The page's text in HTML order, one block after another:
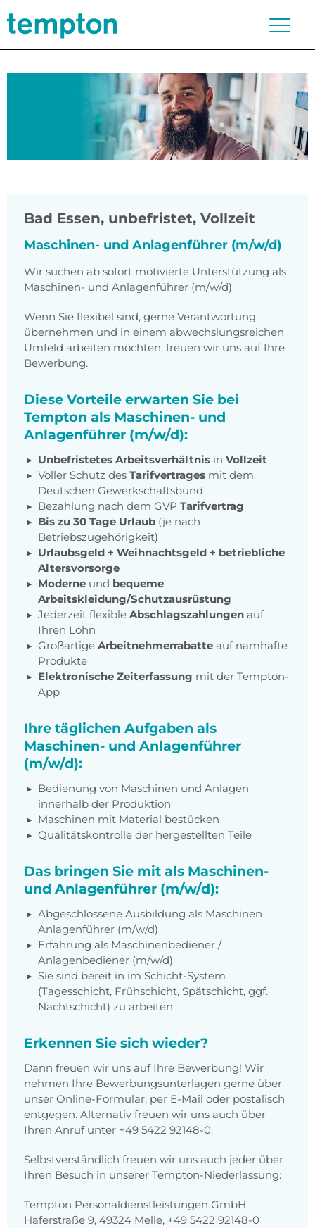
Bad Essen, unbefristet, Vollzeit
Maschinen- und Anlagenführer (m/w/d)
Wir suchen ab sofort motivierte Unterstützung als
Maschinen- und Anlagenführer (m/w/d)
Wenn Sie flexibel sind, gerne Verantwortung
übernehmen und in einem abwechslungsreichen
Umfeld arbeiten möchten, freuen wir uns auf Ihre
Bewerbung.
Diese Vorteile erwarten Sie bei
Tempton als Maschinen- und
Anlagenführer (m/w/d):
Unbefristetes Arbeitsverhältnis in Vollzeit
Voller Schutz des Tarifvertrages mit dem
Deutschen Gewerkschaftsbund
Bezahlung nach dem GVP Tarifvertrag
Bis zu 30 Tage Urlaub (je nach
Betriebszugehörigkeit)
Urlaubsgeld + Weihnachtsgeld + betriebliche
Altersvorsorge
Moderne und bequeme
Arbeitskleidung/Schutzausrüstung
Jederzeit flexible Abschlagszahlungen auf
Ihren Lohn
Großartige Arbeitnehmerrabatte auf namhafte
Produkte
Elektronische Zeiterfassung mit der Tempton-
App
Ihre täglichen Aufgaben als
Maschinen- und Anlagenführer
(m/w/d):
Bedienung von Maschinen und Anlagen
innerhalb der Produktion
Maschinen mit Material bestücken
Qualitätskontrolle der hergestellten Teile
Das bringen Sie mit als Maschinen-
und Anlagenführer (m/w/d):
Abgeschlossene Ausbildung als Maschinen
Anlagenführer (m/w/d)
Erfahrung als Maschinenbediener /
Anlagenbediener (m/w/d)
Sie sind bereit in im Schicht-System
(Tagesschicht, Frühschicht, Spätschicht, ggf.
Nachtschicht) zu arbeiten
Erkennen Sie sich wieder?
Dann freuen wir uns auf Ihre Bewerbung! Wir
nehmen Ihre Bewerbungsunterlagen gerne über
unser Online-Formular, per E-Mail oder postalisch
entgegen. Alternativ freuen wir uns auch über
Ihren Anruf unter +49 5422 92148-0.
Selbstverständlich freuen wir uns auch jeder über
Ihren Besuch in unserer Tempton-Niederlassung:
Tempton Personaldienstleistungen GmbH,
Haferstraße 9, 49324 Melle, +49 5422 92148-0